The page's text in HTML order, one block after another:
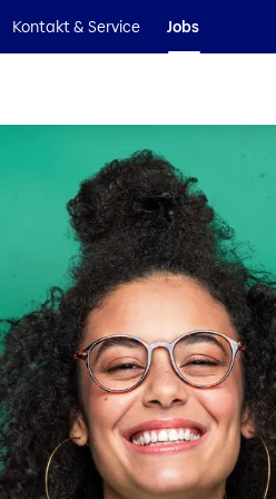
Wir sind Teil der Helvetia Baloise
Kontakt & Service Jobs